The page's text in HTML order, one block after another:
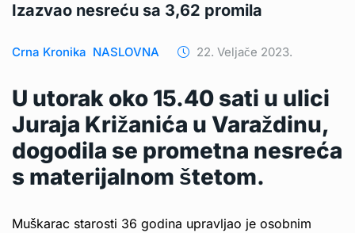
Izazvao nesreću sa 3,62 promila
Crna Kronika NASLOVNA 22. Veljače 2023.
U utorak oko 15.40 sati u ulici
Juraja Križanića u Varaždinu,
dogodila se prometna nesreća
s materijalnom štetom.
Muškarac starosti 36 godina upravljao je osobnim